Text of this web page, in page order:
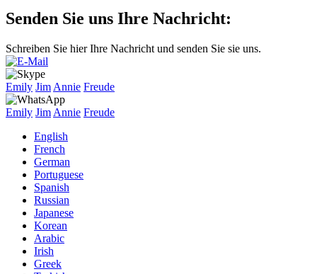
Senden Sie uns Ihre Nachricht:
Schreiben Sie hier Ihre Nachricht und senden Sie sie uns.
Emily Jim Annie Freude
Emily Jim Annie Freude
English
French
German
Portuguese
Spanish
Russian
Japanese
Korean
Arabic
Irish
Greek